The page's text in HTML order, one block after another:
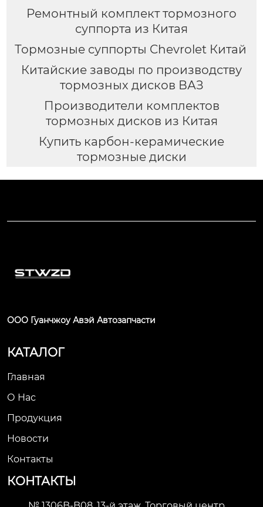
Ремонтный комплект тормозного
суппорта из Китая
Тормозные суппорты Chevrolet Китай
Китайские заводы по производству
тормозных дисков ВАЗ
Производители комплектов
тормозных дисков из Китая
Купить карбон-керамические
тормозные диски
ООО Гуанчжоу Авэй Автозапчасти
КАТАЛОГ
Главная
О Нас
Продукция
Новости
Контакты
КОНТАКТЫ